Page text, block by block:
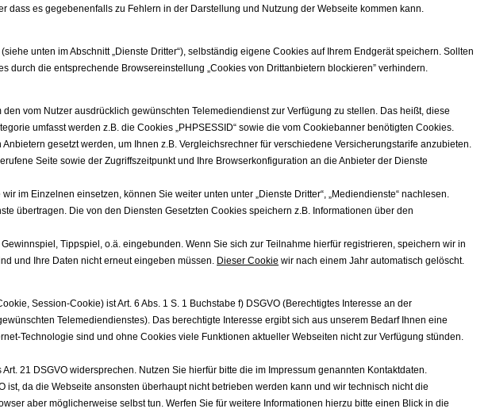
es gegebenenfalls zu Fehlern in der Darstellung und Nutzung der Webseite kommen kann.
unten im Abschnitt „Dienste Dritter“), selbständig eigene Cookies auf Ihrem Endgerät speichern. Sollten
die entsprechende Browsereinstellung „Cookies von Drittanbietern blockieren” verhindern.
vom Nutzer ausdrücklich gewünschten Telemediendienst zur Verfügung zu stellen. Das heißt, diese
umfasst werden z.B. die Cookies „PHPSESSID“ sowie die vom Cookiebanner benötigten Cookies.
gesetzt werden, um Ihnen z.B. Vergleichsrechner für verschiedene Versicherungstarife anzubieten.
Seite sowie der Zugriffszeitpunkt und Ihre Browserkonfiguration an die Anbieter der Dienste
im Einzelnen einsetzen, können Sie weiter unten unter „Dienste Dritter“, „Mediendienste“ nachlesen.
übertragen. Die von den Diensten Gesetzten Cookies speichern z.B. Informationen über den
Tippspiel, o.ä. eingebunden. Wenn Sie sich zur Teilnahme hierfür registrieren, speichern wir in
und Ihre Daten nicht erneut eingeben müssen. Dieser Cookie wir nach einem Jahr automatisch gelöscht.
Session-Cookie) ist Art. 6 Abs. 1 S. 1 Buchstabe f) DSGVO (Berechtigtes Interesse an der
Telemediendienstes). Das berechtigte Interesse ergibt sich aus unserem Bedarf Ihnen eine
Technologie sind und ohne Cookies viele Funktionen aktueller Webseiten nicht zur Verfügung stünden.
21 DSGVO widersprechen. Nutzen Sie hierfür bitte die im Impressum genannten Kontaktdaten.
da die Webseite ansonsten überhaupt nicht betrieben werden kann und wir technisch nicht die
aber möglicherweise selbst tun. Werfen Sie für weitere Informationen hierzu bitte einen Blick in die